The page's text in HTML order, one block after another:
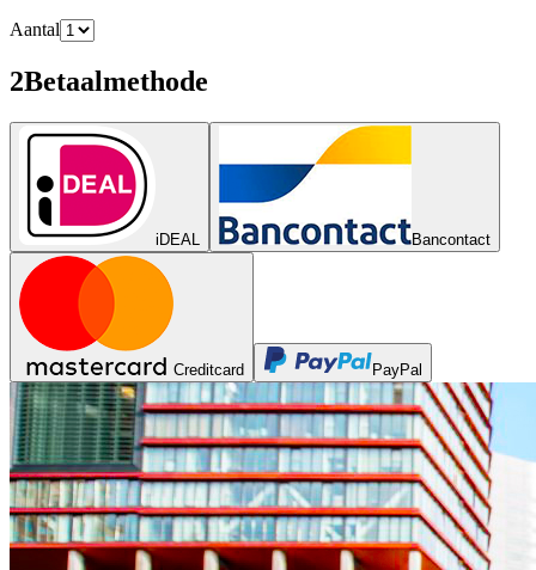
Aantal
2Betaalmethode
iDEAL Bancontact
Creditcard PayPal